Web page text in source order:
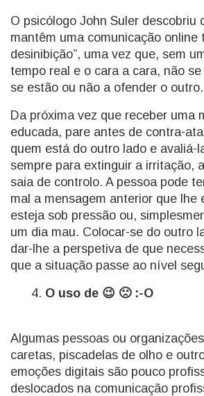
O psicólogo John Suler descobriu
mantêm uma comunicação online
desinibição”, uma vez que, sem
tempo real e o cara a cara, não
se estão ou não a ofender o outro.
Da próxima vez que receber uma
educada, pare antes de contra-
quem está do outro lado e avaliá-
sempre para extinguir a irritação,
saia de controlo. A pessoa pode
mal a mensagem anterior que lhe
esteja sob pressão ou,
um dia mau. Colocar-se do outro
dar-lhe a perspetiva de que
que a situação passe ao nível
O uso de 😉 🙁 :-O
Algumas pessoas ou
caretas, piscadelas de olho e
emoções digitais são pouco
deslocados na comunicação